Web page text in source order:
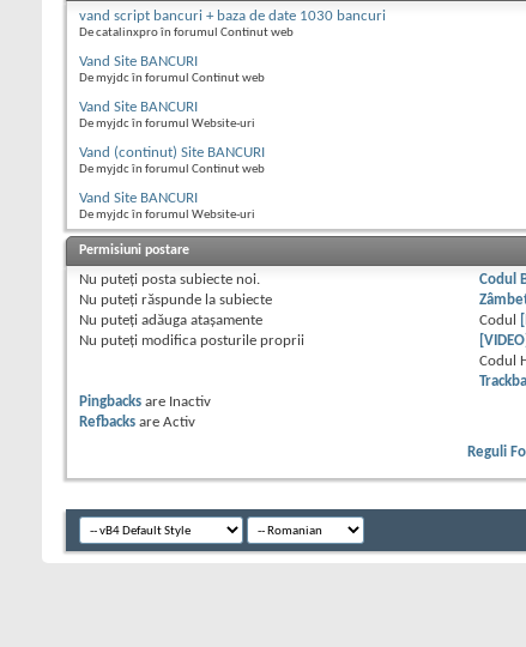
vand script bancuri + baza de date 1030 bancuri
De catalinxpro în forumul Continut web
Vand Site BANCURI
De myjdc în forumul Continut web
Vand Site BANCURI
De myjdc în forumul Website-uri
Vand (continut) Site BANCURI
De myjdc în forumul Continut web
Vand Site BANCURI
De myjdc în forumul Website-uri
Permisiuni postare
Nu puteţi posta subiecte noi.
Nu puteţi răspunde la subiecte
Nu puteţi adăuga ataşamente
Nu puteţi modifica posturile proprii
Codul
Codul
[VIDEO]
Codul
Pingbacks are Inactiv
Refbacks are Activ
Reguli